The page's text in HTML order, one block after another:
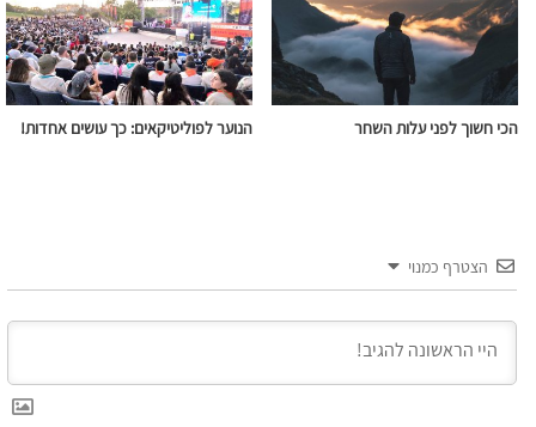
הכי חשוך לפני עלות השחר הנוער לפוליטיקאים: כך עושים אחדות!
הצטרף כמנוי